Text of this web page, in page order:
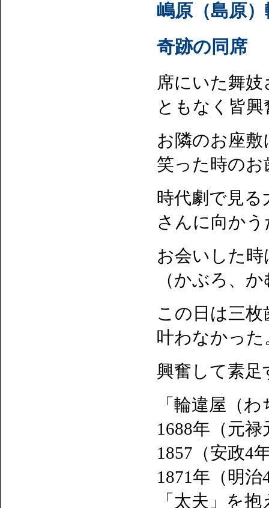
嶋原（島原
奇跡の同席
席にいた舞
ともなく皆
お隣のお座
笑った時の
時代劇で見る
さんに向か
お会いした
（かぶろ、
この日は三
叶わなかった
興奮して素
「輪違屋（
1688年（元
1857（安政4
1871年（明
「太夫」を